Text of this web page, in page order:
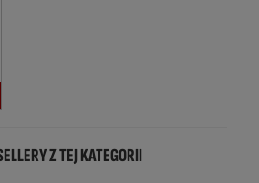
Z TEJ KATEGORII